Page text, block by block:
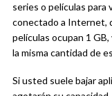
series o películas para
conectado a Internet,
películas ocupan 1
la misma cantidad de
Si usted suele bajar